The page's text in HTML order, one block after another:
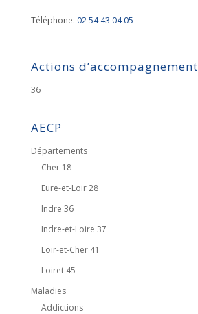
Téléphone: 02 54 43 04 05
Actions d’accompagnement
36
AECP
Départements
Cher 18
Eure-et-Loir 28
Indre 36
Indre-et-Loire 37
Loir-et-Cher 41
Loiret 45
Maladies
Addictions